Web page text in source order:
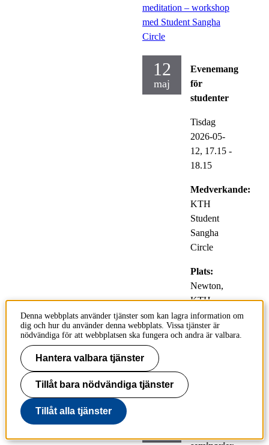
meditation – workshop
med Student Sangha
Circle
12
maj
Evenemang
för
studenter
Tisdag
2026-05-
12, 17.15 -
18.15
Medverkande:
KTH
Student
Sangha
Circle
Plats:
Newton,
KTH
Library
FIRE: Framtidens
verktyg för att motverka
skogsbränder
Denna webbplats använder tjänster som kan lagra information om
dig och hur du använder denna webbplats. Vissa tjänster är
nödvändiga för att webbplatsen ska fungera och andra är valbara.
Hantera valbara tjänster
Tillåt bara nödvändiga tjänster
Tillåt alla tjänster